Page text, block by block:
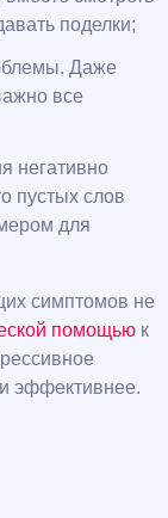
поделки;
Даже
все
негативно
пустых слов
для
симптомов не
помощью к
и эффективнее.